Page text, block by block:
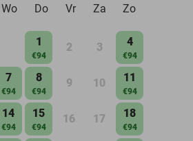
Wo Do Vr Za Zo
1
€94
2 3 4
€94
7
€94
8
€94
9 10 11
€94
14
€94
15
€94
16 17 18
€94